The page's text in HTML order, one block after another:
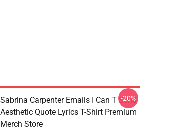
Sabrina Carpenter Emails I Can T Send
Aesthetic Quote Lyrics T-Shirt Premium
Merch Store
-20%